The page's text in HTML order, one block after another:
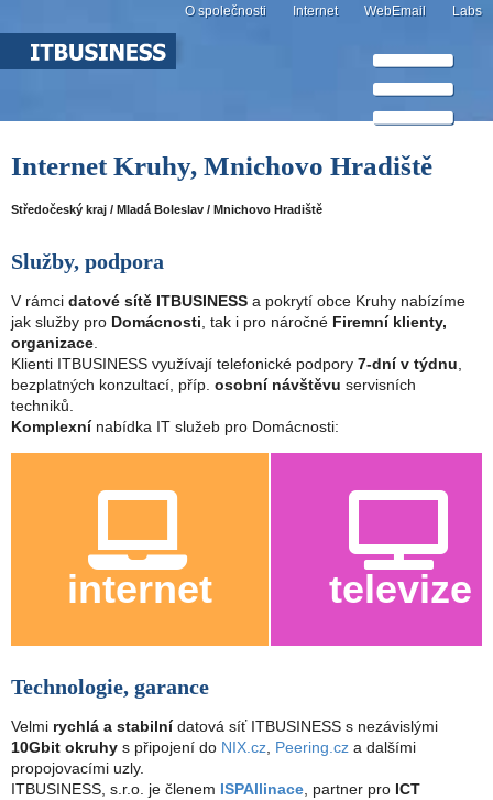
O společnosti Internet WebEmail Labs
Internet Kruhy, Mnichovo Hradiště
Středočeský kraj / Mladá Boleslav / Mnichovo Hradiště
Služby, podpora
V rámci datové sítě ITBUSINESS a pokrytí obce Kruhy nabízíme
jak služby pro Domácnosti , tak i pro náročné Firemní klienty,
organizace
Klienti ITBUSINESS využívají telefonické podpory 7-dní v týdnu
bezplatných konzultací, příp. osobní návštěvu servisních
techniků.
Komplexnínabídka IT služeb pro Domácnosti:
internet televize
Technologie, garance
Velmi rychlá a stabilnídatová síť ITBUSINESS s nezávislými
10Gbit okruhy s připojení do NIX.cz, Peering.cz a dalšími
propojovacími uzly.
ITBUSINESS, s.r.o. je členem ISPAllinace, partner pro ICT